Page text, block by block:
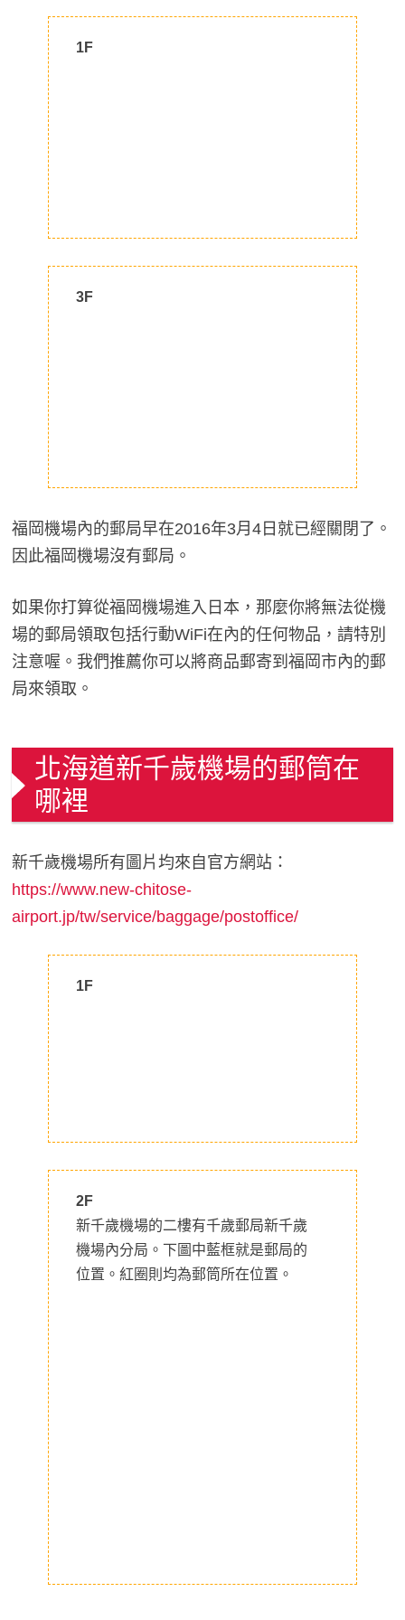
1F
3F
福岡機場內的郵局早在2016年3月4日就已經關閉了。
因此福岡機場沒有郵局。
如果你打算從福岡機場進入日本，那麼你將無法從機
場的郵局領取包括行動WiFi在內的任何物品，請特別
注意喔。我們推薦你可以將商品郵寄到福岡市內的郵
局來領取。
北海道新千歲機場的郵筒在
哪裡
新千歲機場所有圖片均來自官方網站：
https://www.new-chitose-
airport.jp/tw/service/baggage/postoffice/
1F
2F
新千歲機場的二樓有千歲郵局新千歲
機場內分局。下圖中藍框就是郵局的
位置。紅圈則均為郵筒所在位置。